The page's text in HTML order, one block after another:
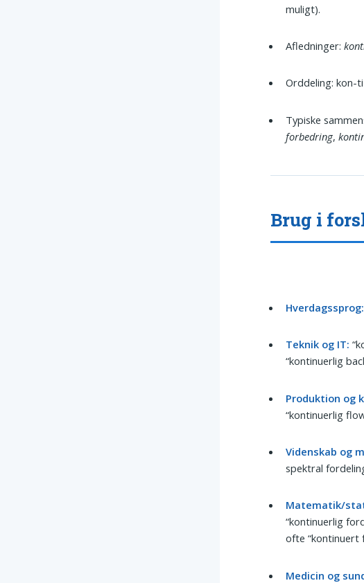
muligt).
Afledninger:
Orddeling: kon-
Typiske
forbedring,
Brug i
Hverdagssprog:
Teknik og IT:
“kontinuerlig
Produktion og
“kontinuerlig
Videnskab og
spektral
Matematik/
“kontinuerlig
ofte “kontinuert
Medicin og